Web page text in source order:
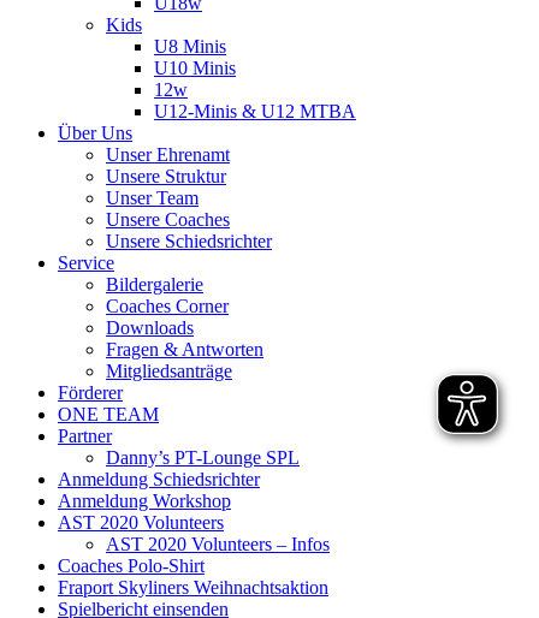
Kids
U8 Minis
U10 Minis
12w
U12-Minis & U12 MTBA
Über Uns
Unser Ehrenamt
Unsere Struktur
Unser Team
Unsere Coaches
Unsere Schiedsrichter
Service
Bildergalerie
Coaches Corner
Downloads
Fragen & Antworten
Mitgliedsanträge
Förderer
ONE TEAM
Partner
Danny’s PT-Lounge SPL
Anmeldung Schiedsrichter
Anmeldung Workshop
AST 2020 Volunteers
AST 2020 Volunteers – Infos
Coaches Polo-Shirt
Fraport Skyliners Weihnachtsaktion
Spielbericht einsenden